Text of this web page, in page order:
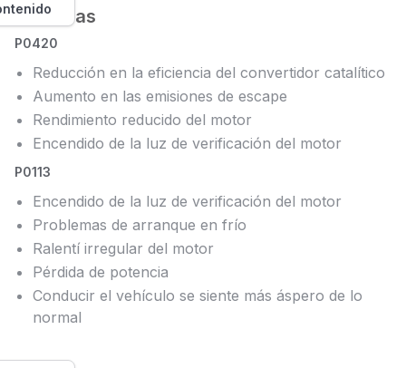
Síntomas
P0420
Reducción en la eficiencia del convertidor catalítico
Aumento en las emisiones de escape
Rendimiento reducido del motor
Encendido de la luz de verificación del motor
P0113
Encendido de la luz de verificación del motor
Problemas de arranque en frío
Ralentí irregular del motor
Pérdida de potencia
Conducir el vehículo se siente más áspero de lo
normal